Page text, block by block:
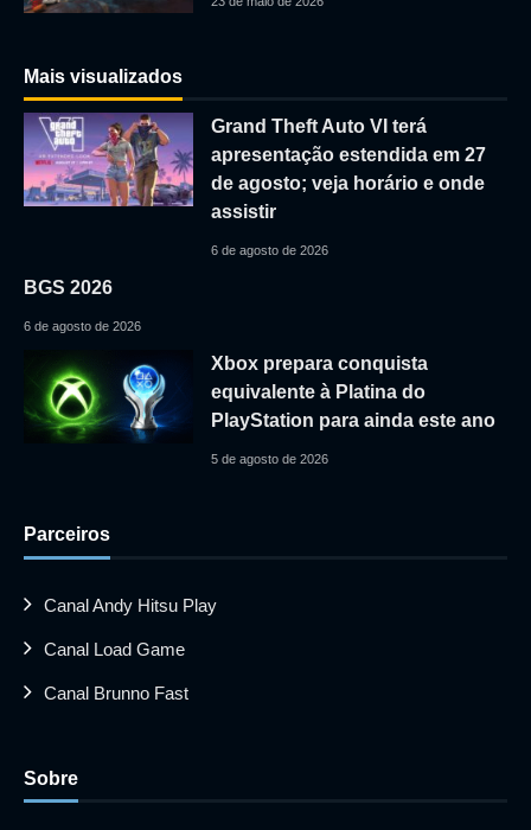
Mais visualizados
Grand Theft Auto VI terá
apresentação estendida em 27
de agosto; veja horário e onde
assistir
6 de agosto de 2026
BGS 2026
6 de agosto de 2026
Xbox prepara conquista
equivalente à Platina do
PlayStation para ainda este ano
5 de agosto de 2026
Parceiros
Canal Andy Hitsu Play
Canal Load Game
Canal Brunno Fast
Sobre